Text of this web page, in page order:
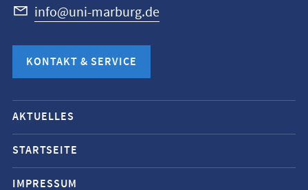
info@uni-marburg.de
KONTAKT & SERVICE
Mobile-
Service-
Navigation
und
AKTUELLES
STARTSEITE
IMPRESSUM